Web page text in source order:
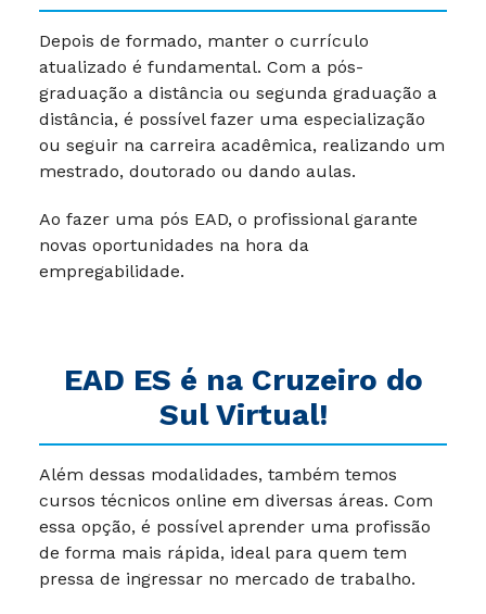
Depois de formado, manter o currículo
atualizado é fundamental. Com a pós-
graduação a distância ou segunda graduação a
distância, é possível fazer uma especialização
ou seguir na carreira acadêmica, realizando um
mestrado, doutorado ou dando aulas.
Ao fazer uma pós EAD, o profissional garante
novas oportunidades na hora da
empregabilidade.
EAD ES é na Cruzeiro do
Sul Virtual!
Além dessas modalidades, também temos
cursos técnicos online em diversas áreas. Com
essa opção, é possível aprender uma profissão
de forma mais rápida, ideal para quem tem
pressa de ingressar no mercado de trabalho.